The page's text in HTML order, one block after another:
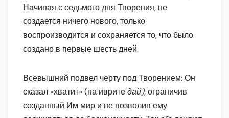
Начиная с седьмого дня Творения, не
создается ничего нового, только
воспроизводится и сохраняется то, что было
создано в первые шесть дней.
Всевышний подвел черту под Творением: Он
сказал «хватит» (на ивритедай),ограничив
созданный Им мир и не позволив ему